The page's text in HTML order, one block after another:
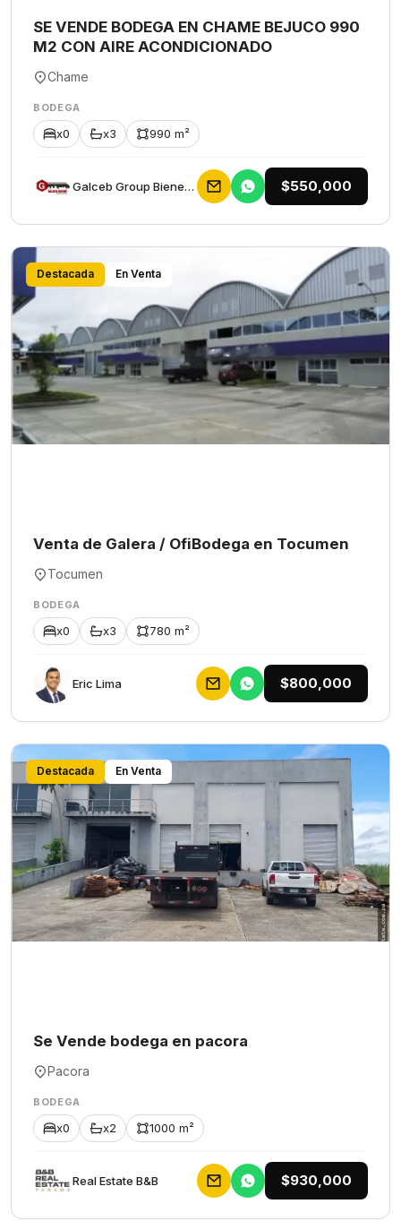
SE VENDE BODEGA EN CHAME BEJUCO 990
M2 CON AIRE ACONDICIONADO
Chame
BODEGA
x0 x3 990 m²
Galceb Group Bienes Raices $550,000
Destacada En Venta
Venta de Galera / OfiBodega en Tocumen
Tocumen
BODEGA
x0 x3 780 m²
Eric Lima $800,000
Destacada En Venta
Se Vende bodega en pacora
Pacora
BODEGA
x0 x2 1000 m²
Rеаl Еstаtе В&В $930,000